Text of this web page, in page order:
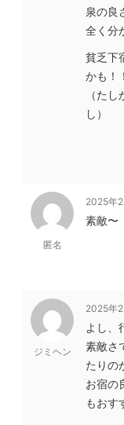
泉の良
全く分
貧乏下
かも！！
（た
し）
匿名
2025年
素敵〜
ジミヘン
2025年
よし、
素敵さ
たりの
お宿の
もおす